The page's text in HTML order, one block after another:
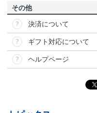
その他
決済について
ギフト対応について
ヘルプページ